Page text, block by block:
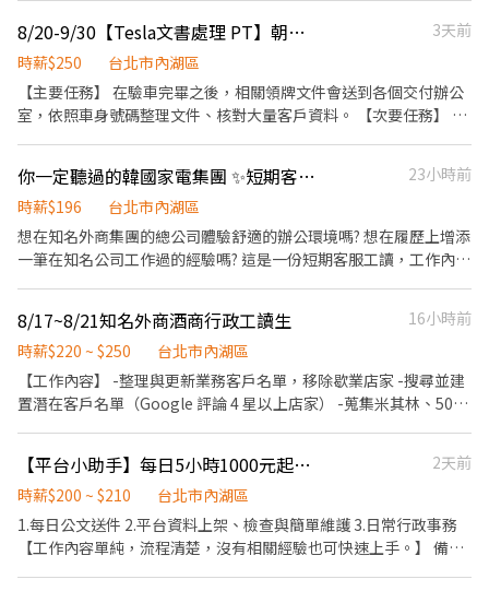
三段174號 台北動物園三店📍台北市文山區新光路二段30號 .˚⊹ ⁺‧
【超級亮點】 ‧⁺ ⊹˚. 💼 勞保・勞退・團保 ⛽ 汽機車油資補貼 🔧 汽
機車修繕補貼 🤝 推薦好友獎金 $600/人 📆 國定假日上班享雙倍薪資
💥 .˚⊹ ⁺‧ 【 想聯繫我】 ‧⁺ ⊹˚. ☝️ 點選【立即應徵】我會速度回覆
你！ ✌️ 或加入 🅻🅸🅽🅴：https://lin.ee/8rsUSDv 🤟 留言「姓名＋
電話＋截圖職缺」就能聯繫上～ 若想參考其他職缺，可以到我的
Threads，看更多更多的職缺喔♬ My Threads：tsaipei_ruby
https://reurl.cc/7b2vad 別害羞❌別害怕❌找工作聯繫我⭕
勞基法規定 ⑤颱風天出勤津貼 ⑥員工用餐折扣 ⑦提供員工制服 ⑧
任職一年後提供免費健檢
金、三節獎金、服務績效獎金 • 完整在職培訓、考照津貼、升遷制
度完善✨ 【培訓與發展】 • 完整專業教育訓練（流程清楚、好上
展不受限 【上班時間】 • 24小時輪班制，輪夜班機率低 【工作地
點】 • 台北市內湖區 【需求條件】 • 專科以上學歷 • 具客服相關
經驗，或曾任職服務業，具良好顧客服務意識者優先考量 • 具良好
溝通能力、學習能力佳，出勤穩定 【其他條件】 • 具高度服務熱
配合輪值假日及夜班（依排班制度） ✅具客服或相關服務業經驗者
尤佳（無相關經驗亦可培訓） 【聯絡資訊】 ConBiz - Katheryn
L1NE: jiao000 電話: (02)6605-8244
喔 快速預約找工作｜☞瑞星管顧-Bella周小姐 來電預約專線：02-
66362428(分機214) +L:@311vredv 應徵請先投遞履歷並截圖私
8/20-9/30【Tesla文書處理 PT】朝九晚六、暑期短期職缺RFS213
3天前
時薪$250
台北市內湖區
【主要任務】 在驗車完畢之後，相關領牌文件會送到各個交付辦公
室，依照車身號碼整理文件、核對大量客戶資料。 【次要任務】 依
處理大量文件、數據或行政作業的經驗 2.具備多工處理、跨部門溝
通的能力
你一定聽過的韓國家電集團 ✨短期客服工讀生 增加履歷大公司經驗 !! 🎉
23小時前
時薪$196
台北市內湖區
想在知名外商集團的總公司體驗舒適的辦公環境嗎? 想在履歷上增添
一筆在知名公司工作過的經驗嗎? 這是一份短期客服工讀，工作內容
歷的人選 📝 工作職責與內容 ✅ 服務案件系統建檔與資料處理 ✅ 電
話回訪客戶，確認服務案件狀況 ✅ 協助更新案件資料及相關紀錄 ✅
完成主管交辦事項 ⏱️ 工作時間與薪資待遇 薪資待遇： 時薪 196 元
（按法定基本工資規定） 📅工作期間：即日起至2026/10/30 上班時
間：週一到週五 09:00 - 18:00 休息時間： 12:00 - 13:00 🌟 徵求條
條清楚 熟悉Microsoft Office（Excel、Word、Outlook）基本操作
中文打字速度40字／分鐘以上 無經驗可，只要具備服務熱忱與學習
66362428(分機216)
8/17~8/21知名外商酒商行政工讀生
16小時前
時薪$220 ~ $250
台北市內湖區
【工作內容】 -整理與更新業務客戶名單，移除歇業店家 -搜尋並建
置潛在客戶名單（Google 評論 4 星以上店家） -蒐集米其林、500
細心負責，具良好資料整理能力 -熟悉 Google Search、Google
Maps 及 Excel／Google Sheets -對餐飲、酒吧產業有興趣者佳
【工作期間】 -8/17~8/21上班時間9:30~18:30 【工作地點】:台北
市內湖區基湖路18號6樓
【平台小助手】每日5小時1000元起｜工作簡單好上手
2天前
時薪$200 ~ $210
台北市內湖區
1.每日公文送件 2.平台資料上架、檢查與簡單維護 3.日常行政事務
【工作內容單純，流程清楚，沒有相關經驗也可快速上手。】 備